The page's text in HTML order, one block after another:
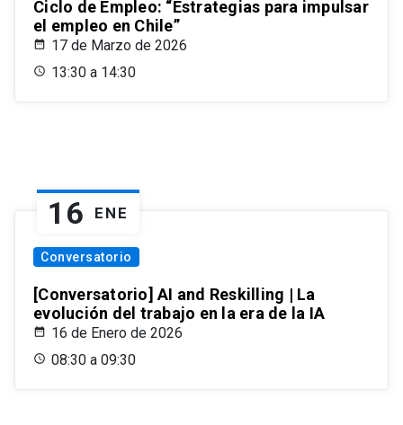
Ciclo de Empleo: “Estrategias para impulsar
el empleo en Chile”
17 de Marzo de 2026
13:30 a 14:30
16 ENE
Conversatorio
[Conversatorio] AI and Reskilling | La
evolución del trabajo en la era de la IA
16 de Enero de 2026
08:30 a 09:30